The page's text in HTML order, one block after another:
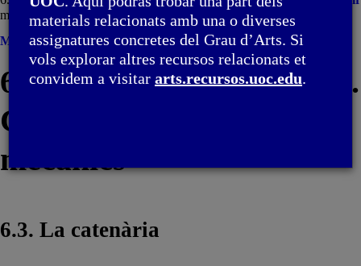
mecànics / 6.3. La catenària
Menú
6. Paràboles i trajectòries.
Catenàries i equilibris
mecànics
6.3. La catenària
materials relacionats amb una o diverses
assignatures concretes del Grau d’Arts. Si
vols explorar altres recursos relacionats et
convidem a visitar arts.recursos.uoc.edu.